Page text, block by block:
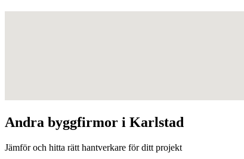
Andra byggfirmor i Karlstad
Jämför och hitta rätt hantverkare för ditt projekt